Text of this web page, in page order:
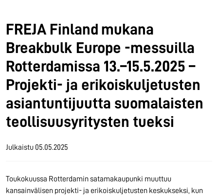
FREJA Finland mukana
Breakbulk Europe -messuilla
Rotterdamissa 13.–15.5.2025 –
Projekti- ja erikoiskuljetusten
asiantuntijuutta suomalaisten
teollisuusyritysten tueksi
Julkaistu 05.05.2025
Toukokuussa Rotterdamin satamakaupunki muuttuu
kansainvälisen projekti- ja erikoiskuljetusten keskukseksi, kun